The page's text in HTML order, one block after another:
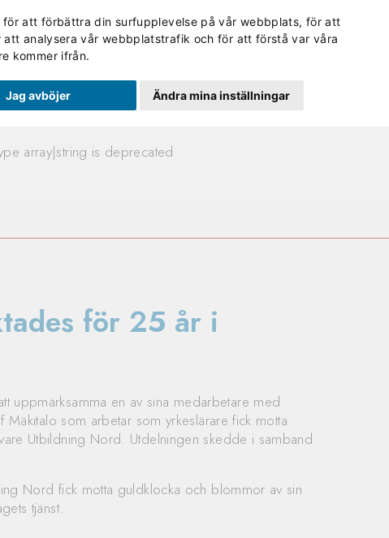
att förbättra din surfupplevelse på vår webbplats, för att
analysera vår webbplatstrafik och för att förstå var våra
kommer ifrån.
Jag avböjer Ändra mina inställningar
Skolan Om Utbildning Nord Kontakt Lättläst
array|string is deprecated
för 25 år i
uppmärksamma en av sina medarbetare med
som arbetar som yrkeslärare fick motta
Utbildning Nord. Utdelningen skedde i samband
Nord fick motta guldklocka och blommor av sin
tjänst.